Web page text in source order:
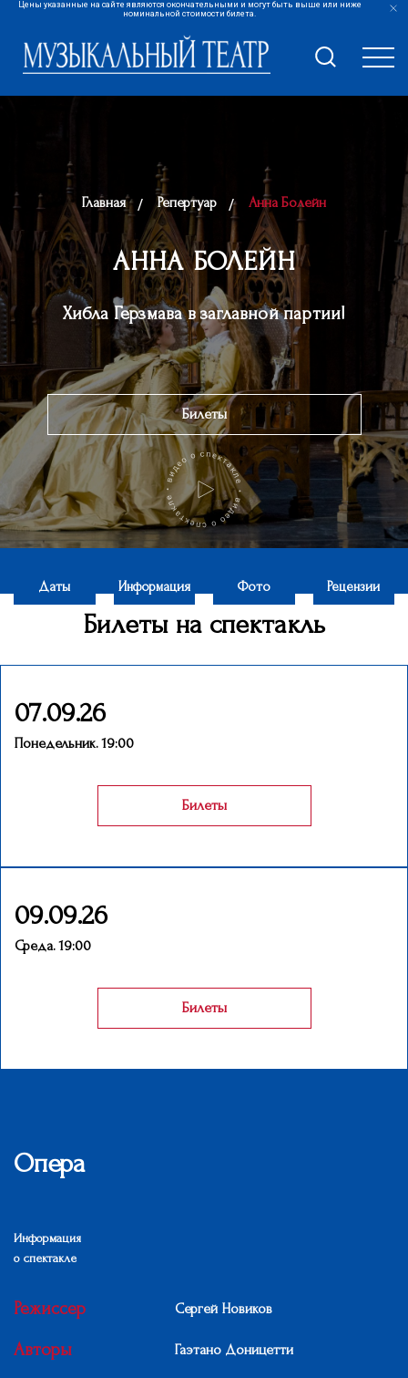
Цены указанные на сайте являются окончательными и могут быть выше или ниже
номинальной стоимости билета.
Главная Репертуар Анна Болейн
АННА БОЛЕЙН
Хибла Герзмава в заглавной партии!
Билеты
Даты Информация Фото Рецензии
Билеты на спектакль
07.09.26
Понедельник. 19:00
Билеты
09.09.26
Среда. 19:00
Билеты
Опера
Информация
о спектакле
Режиссер Сергей Новиков
Авторы Гаэтано Доницетти